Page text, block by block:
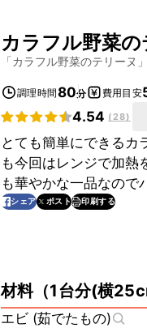
カラフル野菜の
「カラフル野菜のテリーヌ
調理時間80分 費用目安
4.54 (28)
とても簡単にできるカ
も今回はレンジで加熱
も華やかな一品なので
シェア ポスト 印刷する
材料（1台分(横
エビ (茹でたもの)